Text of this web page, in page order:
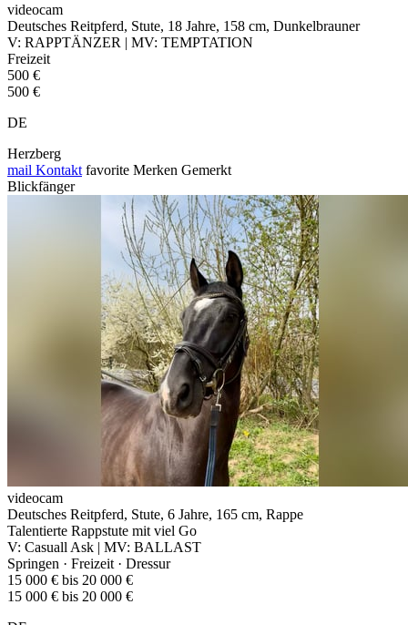
videocam
Deutsches Reitpferd, Stute, 18 Jahre, 158 cm, Dunkelbrauner
V: RAPPTÄNZER | MV: TEMPTATION
Freizeit
500 €
500 €
DE
Herzberg
mail Kontakt favorite Merken Gemerkt
Blickfänger
videocam
Deutsches Reitpferd, Stute, 6 Jahre, 165 cm, Rappe
Talentierte Rappstute mit viel Go
V: Casuall Ask | MV: BALLAST
Springen · Freizeit · Dressur
15 000 € bis 20 000 €
15 000 € bis 20 000 €